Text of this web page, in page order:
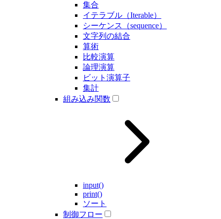
集合
イテラブル（Iterable）
シーケンス（sequence）
文字列の結合
算術
比較演算
論理演算
ビット演算子
集計
組み込み関数
input()
print()
ソート
制御フロー